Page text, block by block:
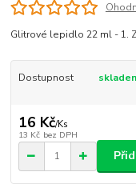
Glitrové lepidlo 22 ml - 1.
Dostupnost
16 Kč/Ks
13 Kč bez DPH